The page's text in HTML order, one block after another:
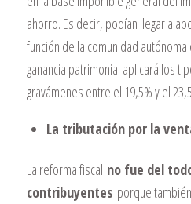
ahorro. Es decir, podían llegar a
función de la comunidad
ganancia patrimonial aplicará los
gravámenes entre el 19,5% y el
La tributación por la
La reforma fiscal no fue del
contribuyentes porque